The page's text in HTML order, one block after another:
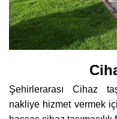
Şehirlerarası Cihaz
nakliye hizmet vermek